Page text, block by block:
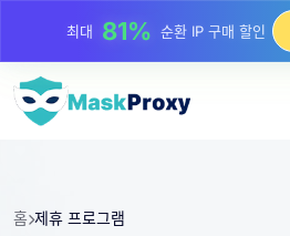
최대 81% 순환 IP 구매 할인
홈 제휴 프로그램